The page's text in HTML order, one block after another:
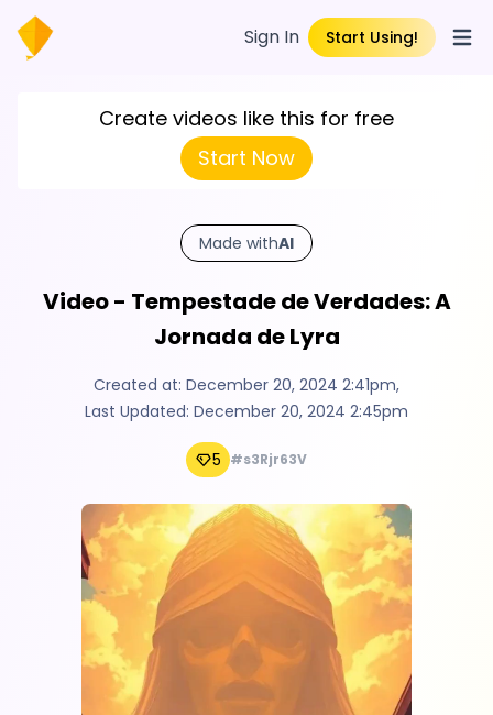
Sign In Start Using!
Create videos like this for free
Start Now
Made withAI
Video - Tempestade de Verdades: A
Jornada de Lyra
Created at: December 20, 2024 2:41pm,
Last Updated: December 20, 2024 2:45pm
5 #s3Rjr63V